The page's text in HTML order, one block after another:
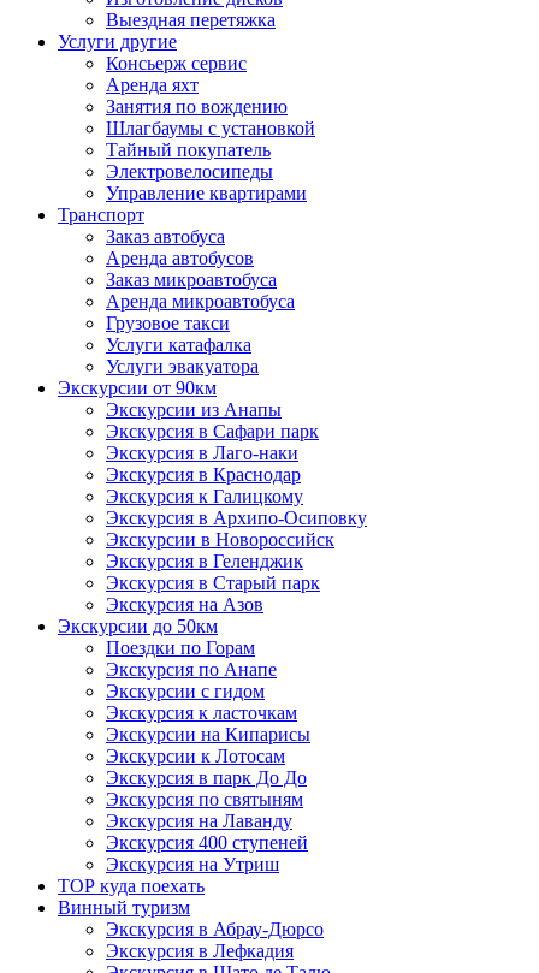
Выездная перетяжка
Услуги другие
Консьерж сервис
Аренда яхт
Занятия по вождению
Шлагбаумы с установкой
Тайный покупатель
Электровелосипеды
Управление квартирами
Транспорт
Заказ автобуса
Аренда автобусов
Заказ микроавтобуса
Аренда микроавтобуса
Грузовое такси
Услуги катафалка
Услуги эвакуатора
Экскурсии от 90км
Экскурсии из Анапы
Экскурсия в Сафари парк
Экскурсия в Лаго-наки
Экскурсия в Краснодар
Экскурсия к Галицкому
Экскурсия в Архипо-Осиповку
Экскурсии в Новороссийск
Экскурсия в Геленджик
Экскурсия в Старый парк
Экскурсия на Азов
Экскурсии до 50км
Поездки по Горам
Экскурсия по Анапе
Экскурсии с гидом
Экскурсия к ласточкам
Экскурсии на Кипарисы
Экскурсии к Лотосам
Экскурсия в парк До До
Экскурсия по святыням
Экскурсия на Лаванду
Экскурсия 400 ступеней
Экскурсия на Утриш
ТОР куда поехать
Винный туризм
Экскурсия в Абрау-Дюрсо
Экскурсия в Лефкадия